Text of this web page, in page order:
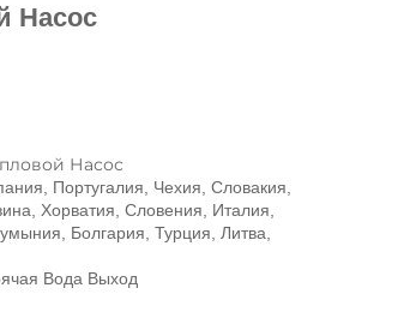
Насос
Насос
Португалия, Чехия, Словакия,
Хорватия, Словения, Италия,
Болгария, Турция, Литва,
Вода Выход